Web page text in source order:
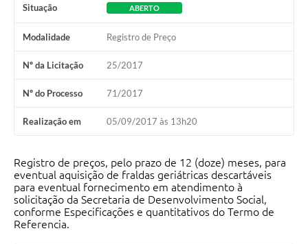
Situação ABERTO
Modalidade Registro de Preço
Nº da Licitação 25/2017
Nº do Processo 71/2017
Realização em 05/09/2017 às 13h20
Registro de preços, pelo prazo de 12 (doze) meses, para
eventual aquisição de fraldas geriátricas descartáveis
para eventual fornecimento em atendimento à
solicitação da Secretaria de Desenvolvimento Social,
conforme Especificações e quantitativos do Termo de
Referencia.